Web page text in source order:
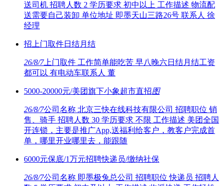
送司机 招聘人数 2 学历要求 初中以上 工作描述 物流配
送需要自己装卸 单位地址 即墨天山三路26号 联系人 徐
经理
招上门取件日结月结
26/8/7上门取件 工作简单能吃苦 早八晚六日结月结工资
都可以 有电动车联系人 董
5000-20000元/美团旗下小象超市直招图
26/8/7公司名称 北京三快在线科技有限公司 招聘职位 销
售、骑手 招聘人数 30 学历要求 不限 工作描述 美团全国
开连锁，主要是推广App,送福利给客户，教客户完成首
单，哪里开业哪里去，能跟随
6000元保底/1万元招聘快递员/缴纳社保
26/8/7公司名称 即墨极兔总公司 招聘职位 快递员 招聘人